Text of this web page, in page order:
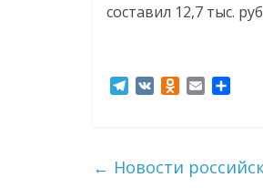
составил 12,7 тыс.
r
O
l
в
← Новости